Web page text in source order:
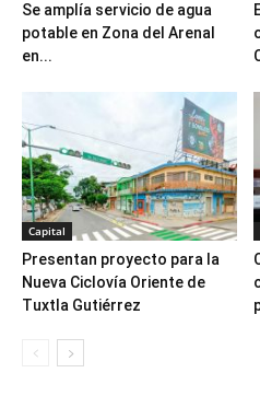
Se amplía servicio de agua
potable en Zona del Arenal
en...
Capital
Presentan proyecto para la
Nueva Ciclovía Oriente de
Tuxtla Gutiérrez